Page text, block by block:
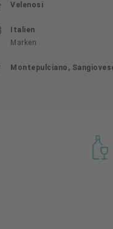
Velenosi
Italien
Marken
Montepulciano,